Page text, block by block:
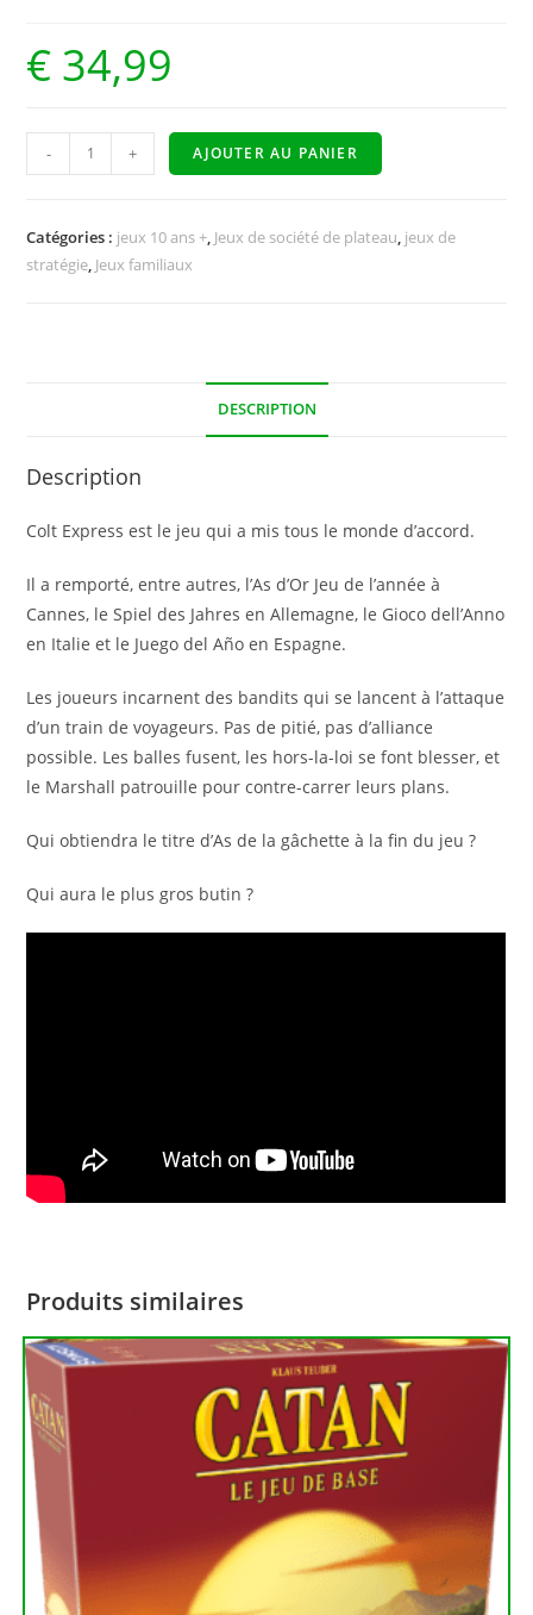
€ 34,99
- + AJOUTER AU PANIER
Catégories : jeux 10 ans +, Jeux de société de plateau, jeux de
stratégie, Jeux familiaux
DESCRIPTION
Description
Colt Express est le jeu qui a mis tous le monde d’accord.
Il a remporté, entre autres, l’As d’Or Jeu de l’année à
Cannes, le Spiel des Jahres en Allemagne, le Gioco dell’Anno
en Italie et le Juego del Año en Espagne.
Les joueurs incarnent des bandits qui se lancent à l’attaque
d’un train de voyageurs. Pas de pitié, pas d’alliance
possible. Les balles fusent, les hors-la-loi se font blesser, et
le Marshall patrouille pour contre-carrer leurs plans.
Qui obtiendra le titre d’As de la gâchette à la fin du jeu ?
Qui aura le plus gros butin ?
Produits similaires